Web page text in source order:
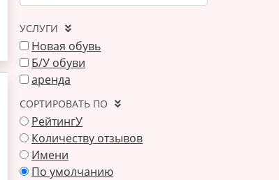
УСЛУГИ
Новая обувь
Б/У обуви
аренда
СОРТИРОВАТЬ ПО
РейтингУ
Количеству отзывов
Имени
По умолчанию